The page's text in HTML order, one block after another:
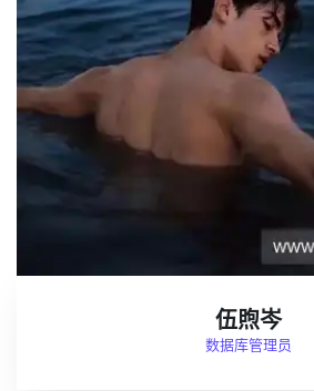
伍煦岑
数据库管理员